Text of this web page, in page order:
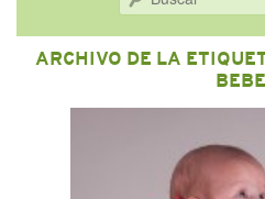
CONSULTAS
ARCHIVO DE LA